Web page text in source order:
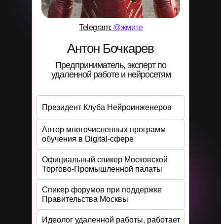
Предприниматель, эксперт по
удаленной работе и нейросетям
Президент Клуба Нейроинженеров
Антон Бочкарев
Автор многочисленных программ
обучения в Digital-сфере
Официальный спикер Московской
Торгово-Промышленной палаты
Спикер форумов при поддержке
Правительства Москвы
Telegram: @жмите
Идеолог удаленной работы, работает